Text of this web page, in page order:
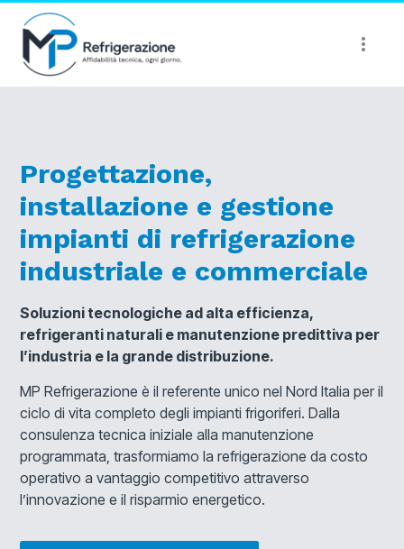
Progettazione,
installazione e gestione
impianti di refrigerazione
industriale e commerciale
Soluzioni tecnologiche ad alta efficienza,
refrigeranti naturali e manutenzione predittiva per
l’industria e la grande distribuzione.
MP Refrigerazione è il referente unico nel Nord Italia per il
ciclo di vita completo degli impianti frigoriferi. Dalla
consulenza tecnica iniziale alla manutenzione
programmata, trasformiamo la refrigerazione da costo
operativo a vantaggio competitivo attraverso
l’innovazione e il risparmio energetico.